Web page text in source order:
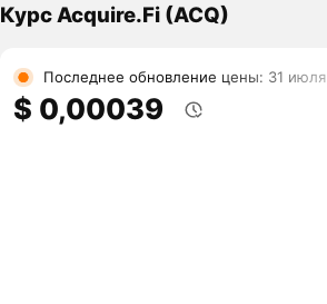
Курс Acquire.Fi (ACQ)
Последнее обновление цены: 31 июля
$ 0,00039